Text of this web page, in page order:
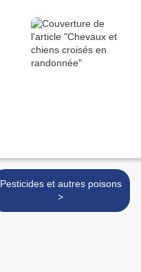
Pesticides et autres poisons
>